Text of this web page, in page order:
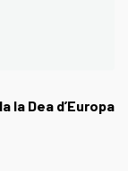
la Dea d’Europa